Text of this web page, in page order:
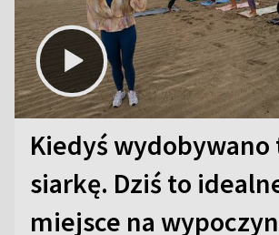
Kiedyś wydobywano
siarkę. Dziś to
miejsce na